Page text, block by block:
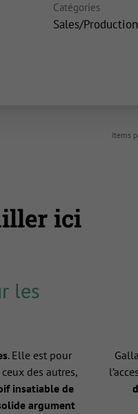
Catégories
Sales/Production
Items
ici
les
. Elle est pour
des autres,
insatiable de
argument